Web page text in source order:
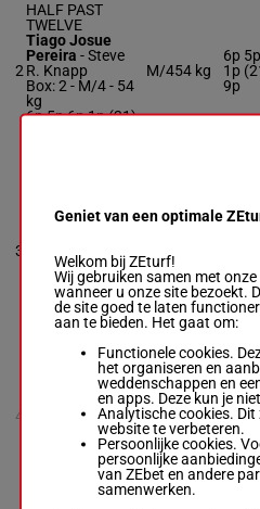
2
HALF PAST
TWELVE
Tiago Josue
Pereira -Steve
R. Knapp
Box: 2 - M/4 - 54
kg
6p 5p 6p 1p (21)
M/454 kg
6p
1p
9p
3
Juan J.
Box: 3 -M/4 -54
9p (22) 5p 5p 2p
4
ELM DRIVE NS
Philip
D'Amato
56 kg
6p 7p 3p 1p (21)
M/556 kg
6p
1p
7p
Geniet van een optimale
Welkom bij ZEturf!
Wij gebruiken samen met onze
wanneer u onze site bezoekt.
de site goed te laten
aan te bieden. Het gaat om:
Functionele cookies.
het organiseren en
weddenschappen en
en apps. Deze kun je
Analytische cookies. Dit
website te verbeteren.
Persoonlijke cookies.
persoonlijke
van ZEbet en andere
samenwerken.